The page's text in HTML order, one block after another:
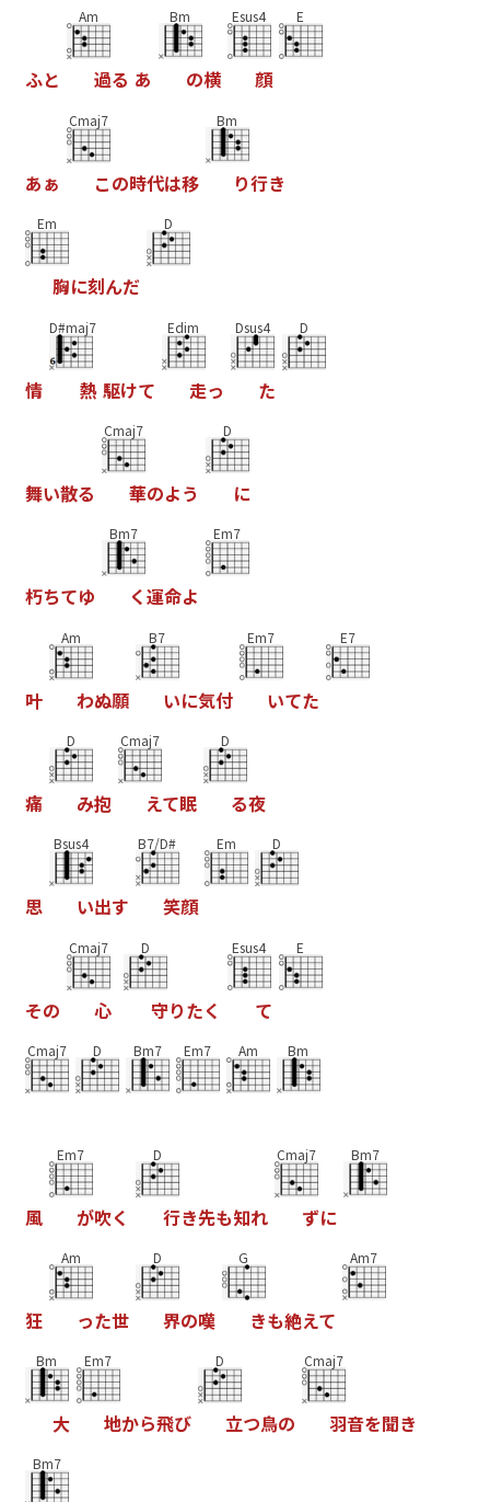
ふと
Am
過る あ
Bm
の横
Esus4
顔
E
あぁ
Cmaj7
この時代は移
Bm
り行き
Em
胸に刻んだ
D
情
D#maj7
熱 駆けて
Edim
走っ
Dsus4
た
D
舞い散る
Cmaj7
華のよう
D
に
朽ちてゆ
Bm7
く運命よ
Em7
叶
Am
わぬ願
B7
いに気付
Em7
いてた
E7
痛
D
み抱
Cmaj7
えて眠
D
る夜
思
Bsus4
い出す
B7/D#
笑顔
Em D
その
Cmaj7
心
D
守りたく
Esus4
て
E
Cmaj7 D Bm7 Em7 Am Bm
風
Em7
が吹く
D
行き先も知れ
Cmaj7
ずに
Bm7
狂
Am
った世
D
界の嘆
G
きも絶えて
Am7
Bm
大
Em7
地から飛び
D
立つ鳥の
Cmaj7
羽音を聞き
Bm7